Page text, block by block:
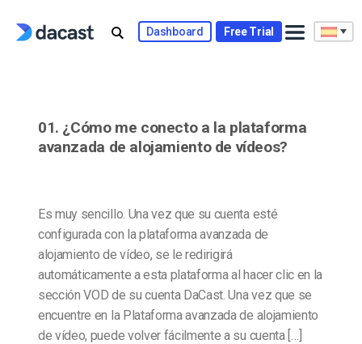
Dashboard Free Trial
01. ¿Cómo me conecto a la plataforma
avanzada de alojamiento de vídeos?
Es muy sencillo. Una vez que su cuenta esté
configurada con la plataforma avanzada de
alojamiento de vídeo, se le redirigirá
automáticamente a esta plataforma al hacer clic en la
sección VOD de su cuenta DaCast. Una vez que se
encuentre en la Plataforma avanzada de alojamiento
de vídeo, puede volver fácilmente a su cuenta […]